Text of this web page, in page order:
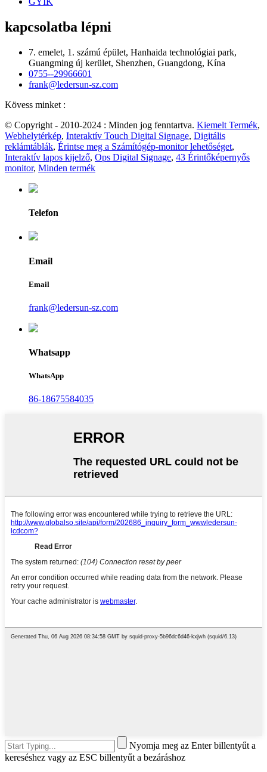
kapcsolatba lépni
7. emelet, 1. számú épület, Hanhaida technológiai park,
Guangming új kerület, Shenzhen, Guangdong, Kína
0755--29966601
frank@ledersun-sz.com
Kövess minket :
© Copyright - 2010-2024 : Minden jog fenntartva. Kiemelt Termék,
Webhelytérkép, Interaktív Touch Digital Signage, Digitális
reklámtáblák, Érintse meg a Számítógép-monitor lehetőséget,
Interaktív lapos kijelző, Ops Digital Signage, 43 Érintőképernyős
monitor, Minden termék
Telefon
Email
Email
frank@ledersun-sz.com
Whatsapp
WhatsApp
86-18675584035
Nyomja meg az Enter billentyűt a
kereséshez vagy az ESC billentyűt a bezáráshoz